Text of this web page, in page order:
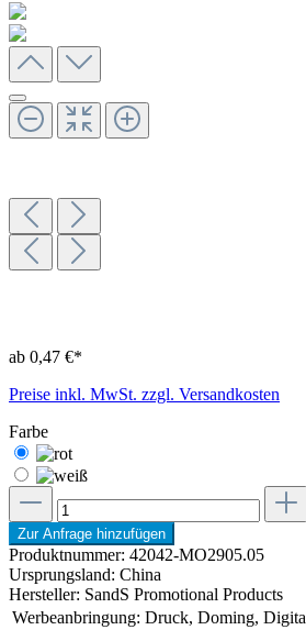
ab 0,47 €*
Preise inkl. MwSt. zzgl. Versandkosten
Farbe
Zur Anfrage hinzufügen
Produktnummer: 42042-MO2905.05
Ursprungsland: China
Hersteller: SandS Promotional Products
Werbeanbringung: Druck, Doming,